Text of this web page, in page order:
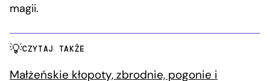
magii.
CZYTAJ TAKŻE
Małżeńskie kłopoty, zbrodnie, pogonie i